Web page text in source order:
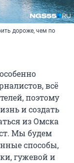
дороже, чем по
всё
поэтому
и создать
из Омска
Мы будем
способы,
гужевой и